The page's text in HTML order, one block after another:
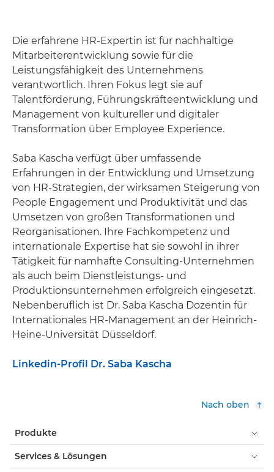
Die erfahrene HR-Expertin ist für nachhaltige
Mitarbeiterentwicklung sowie für die
Leistungsfähigkeit des Unternehmens
verantwortlich. Ihren Fokus legt sie auf
Talentförderung, Führungskräfteentwicklung und
Management von kultureller und digitaler
Transformation über Employee Experience.
Saba Kascha verfügt über umfassende
Erfahrungen in der Entwicklung und Umsetzung
von HR-Strategien, der wirksamen Steigerung von
People Engagement und Produktivität und das
Umsetzen von großen Transformationen und
Reorganisationen. Ihre Fachkompetenz und
internationale Expertise hat sie sowohl in ihrer
Tätigkeit für namhafte Consulting-Unternehmen
als auch beim Dienstleistungs- und
Produktionsunternehmen erfolgreich eingesetzt.
Nebenberuflich ist Dr. Saba Kascha Dozentin für
Internationales HR-Management an der Heinrich-
Heine-Universität Düsseldorf.
Linkedin-Profil Dr. Saba Kascha
Nach oben
Produkte
Services & Lösungen